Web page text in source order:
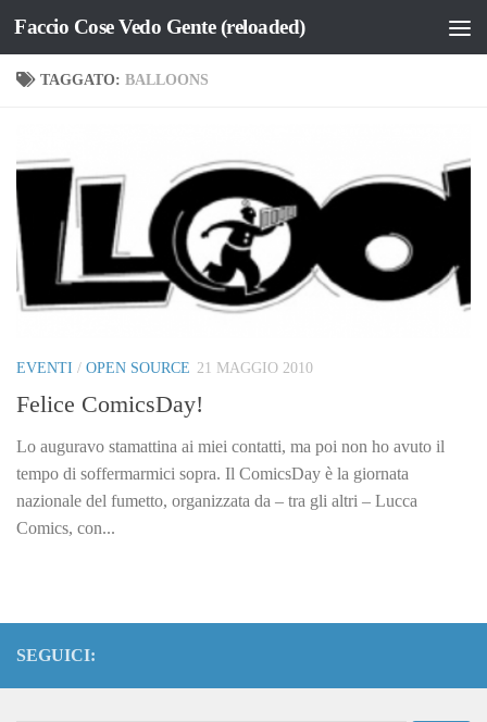
Salta al contenuto
Faccio Cose Vedo Gente (reloaded)
TAGGATO: BALLOONS
EVENTI / OPEN SOURCE 21 MAGGIO 2010
Felice ComicsDay!
Lo auguravo stamattina ai miei contatti, ma poi non ho avuto il
tempo di soffermarmici sopra. Il ComicsDay è la giornata
nazionale del fumetto, organizzata da – tra gli altri – Lucca
Comics, con...
SEGUICI: